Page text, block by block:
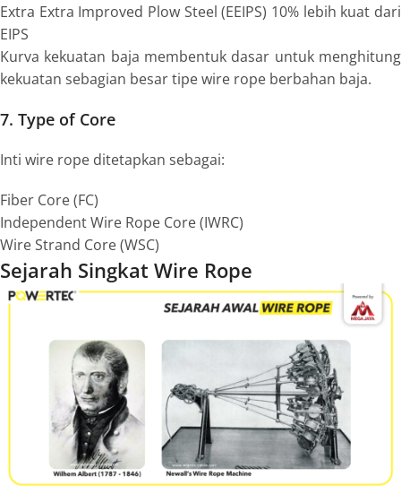
Extra Extra Improved Plow Steel (EEIPS) 10% lebih kuat dari
EIPS
Kurva kekuatan baja membentuk dasar untuk menghitung
kekuatan sebagian besar tipe wire rope berbahan baja.
7. Type of Core
Inti wire rope ditetapkan sebagai:
Fiber Core (FC)
Independent Wire Rope Core (IWRC)
Wire Strand Core (WSC)
Sejarah Singkat Wire Rope